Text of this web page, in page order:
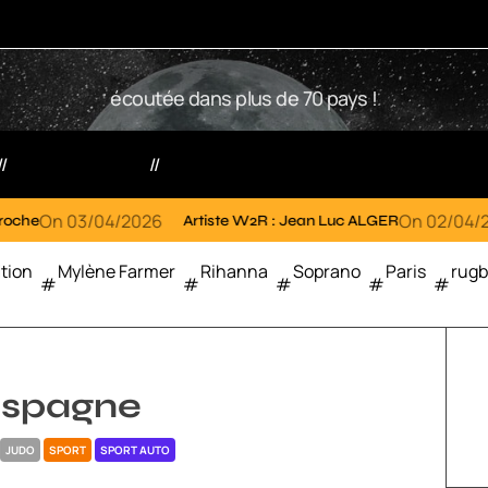
W
2
R
écoutée dans plus de 70 pays !
2026 Artiste W2R : Jean Luc ALGEROn02/04/2026
Mylène Farmer Rihanna Soprano Paris
JUDO SPORT SPORT AUTO